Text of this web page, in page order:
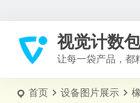
视觉计数
让每一袋产品，都
首页 设备图片展示